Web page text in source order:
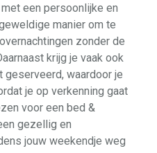
een persoonlijke en
manier om te
zonder de
krijg je vaak ook
geserveerd, waardoor je
je op verkenning gaat
voor een bed &
gezellig en
jouw weekendje weg